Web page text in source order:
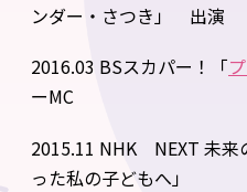
ンダー・さつき」 出演
2016.03 BSスカパー！「
ーMC
2015.11 NHK NEXT 未来
った私の子どもへ」